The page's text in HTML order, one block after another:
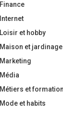
Finance
Internet
Loisir et hobby
Maison et jardinage
Marketing
Média
Métiers et
Mode et habits